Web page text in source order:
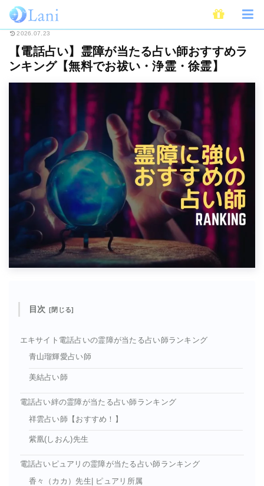
ホーム 電話占い 【電話占い】霊障が当たる占い師おすすめランキング【
2026.07.23
【電話占い】霊障が当たる占い師おすすめラ
ンキング【無料でお祓い・浄霊・徐霊】
目次
エキサイト電話占いの霊障が当たる占い師ランキング
青山瑠輝愛占い師
美結占い師
電話占い絆の霊障が当たる占い師ランキング
祥雲占い師【おすすめ！】
紫凰(しおん)先生
電話占いピュアリの霊障が当たる占い師ランキング
香々（カカ）先生| ピュアリ所属